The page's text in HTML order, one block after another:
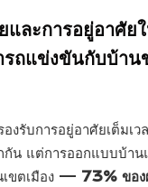
และการอยู่อาศัย
ถแข่งขันกับบ้าน
งรับการอยู่อาศัยเต็มเ
น แต่การออกแบบบ้า
เขตเมือง — 73% ของ